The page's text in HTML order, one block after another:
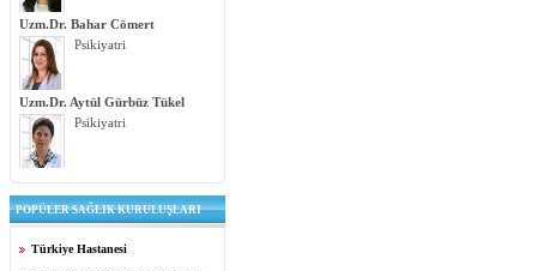
Uzm.Dr. Bahar Cömert
Psikiyatri
Uzm.Dr. Aytül Gürbüz Tükel
Psikiyatri
POPÜLER SAĞLIK KURULUŞLARI
Türkiye Hastanesi